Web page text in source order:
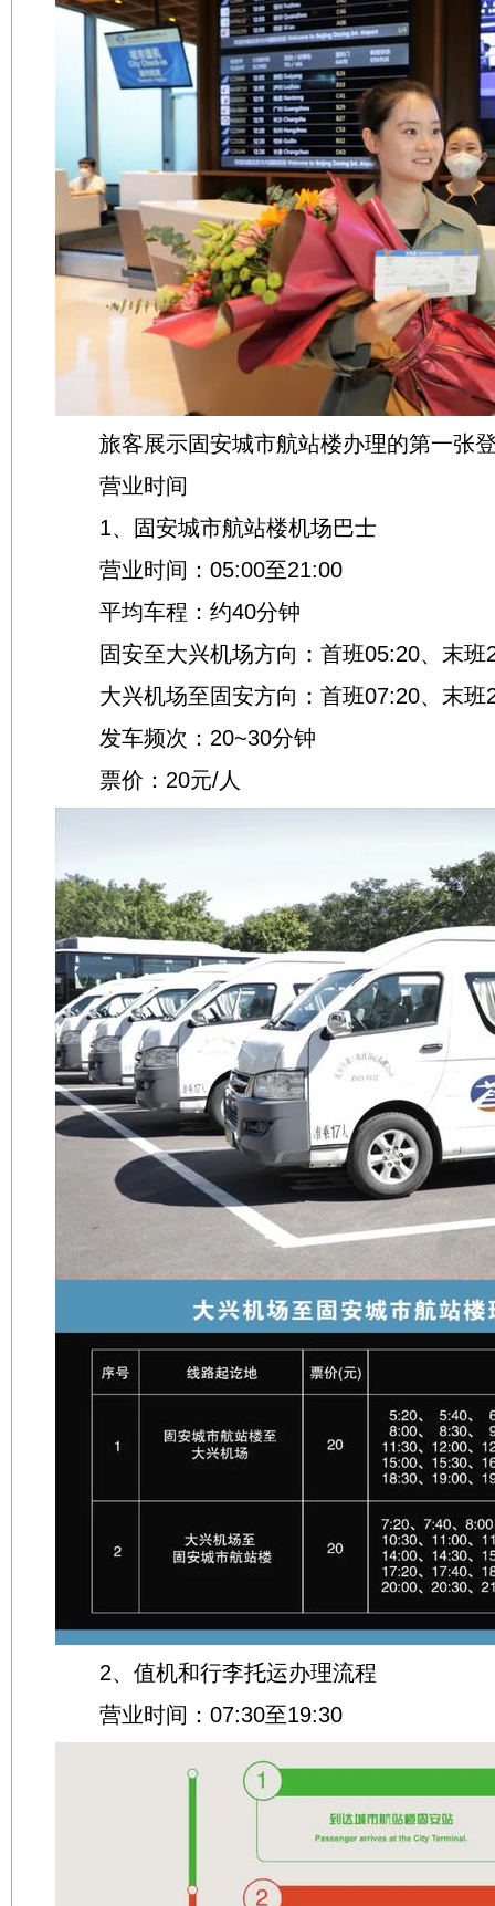
旅客展示固安城市航站楼办理的第一张
营业时间
1、固安城市航站楼机场巴士
营业时间：05:00至21:00
平均车程：约40分钟
固安至大兴机场方向：首班05:20、末班
大兴机场至固安方向：首班07:20、末班
发车频次：20~30分钟
票价：20元/人
2、值机和行李托运办理流程
营业时间：07:30至19:30